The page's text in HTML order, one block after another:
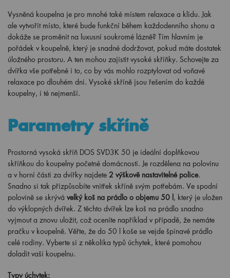
Vysněná koupelna je pro mnohé také místem relaxace a klidu. Jak
ale vytvořit místo, které bude funkční během každodenního shonu a
dokáže se proměnit na luxusní soukromé lázně? Tím hlavním je
pořádek v koupelně, který je snadné dodržovat, pokud máte dostatek
úložného prostoru. A ten mohou zajistit vysoké skříňky. Schovejte za
dvířka vše potřebné i to, co by vás mohlo rozptylovat od voňavé
relaxace po dlouhém dni. Vysoké skříně jsou řešením do každé
koupelny, i té nejmenší.
Parametry skříně
Prostorná vysoká skříň DOS SVD3K 50 je ideální doplňkovou
skříňkou do koupelny početné domácnosti. Je rozdělena na polovinu
a v horní části za dvířky najdete 2 výškově nastavitelné police.
Snadno si tak přizpůsobíte vnitřek skříně svým potřebám. Ve spodní
polovině se skrývá velký koš na prádlo o objemu 50 l, který je uložen
do výklopných dvířek. Z těchto dvířek lze koš na prádlo snadno
vyjmout a znovu uložit, což oceníte například v případě, že nemáte
pračku v koupelně. Věřte, že do 50 l koše se vejde špinavé prádlo
celé rodiny. Vyberte si z několika typů úchytek, které pomohou
doladit vaši koupelnu.
Typy úchytek: